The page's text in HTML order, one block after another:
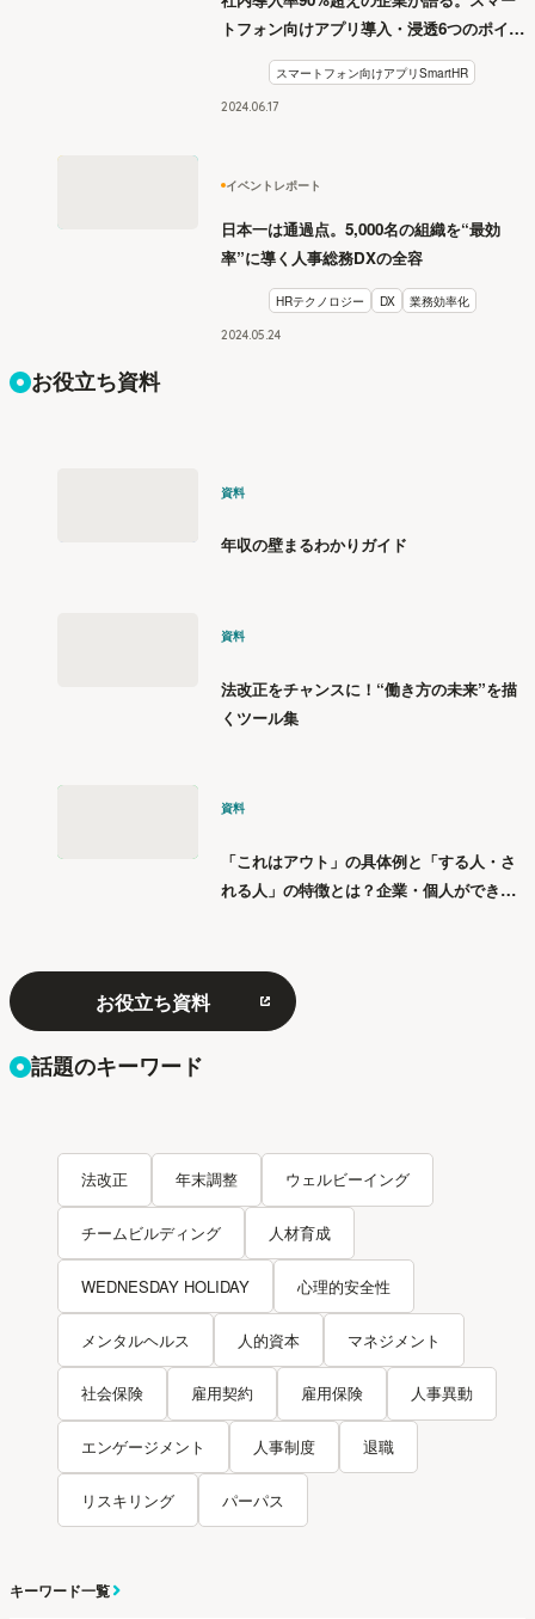
トフォン向けアプリ導入・浸透6つのポイン
ト【月刊SmartHR セミナーレポート】
スマートフォン向けアプリSmartHR
2024.0617
イベントレポート
日本一は通過点。5,000名の組織を“最効
率”に導く人事総務DXの全容
HRテクノロジー DX 業務効率化
2024.05 24
お役立ち資料
資料
年収の壁まるわかりガイド
資料
法改正をチャンスに！“働き方の未来”を描
くツール集
資料
「これはアウト」の具体例と「する人・さ
れる人」の特徴とは？企業・個人ができる
お役立ち資料
話題のキーワード
法改正 年末調整 ウェルビーイング
チームビルディング 人材育成
WEDNESDAY HOLIDAY 心理的安全性
メンタルヘルス 人的資本 マネジメント
社会保険 雇用契約 雇用保険 人事異動
エンゲージメント 人事制度 退職
リスキリング パーパス
キーワード一覧